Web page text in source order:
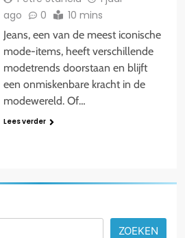
ago
0 10 mins
Jeans, een van de meest iconische
mode-items, heeft verschillende
modetrends doorstaan en blijft
een onmiskenbare kracht in de
modewereld. Of…
Lees verder
ZOEKEN